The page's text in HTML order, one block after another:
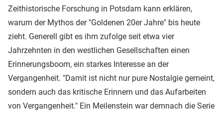
Zeithistorische Forschung in Potsdam kann erklären,
warum der Mythos der "Goldenen 20er Jahre" bis heute
zieht. Generell gibt es ihm zufolge seit etwa vier
Jahrzehnten in den westlichen Gesellschaften einen
Erinnerungsboom, ein starkes Interesse an der
Vergangenheit. "Damit ist nicht nur pure Nostalgie gemeint,
sondern auch das kritische Erinnern und das Aufarbeiten
von Vergangenheit." Ein Meilenstein war demnach die Serie